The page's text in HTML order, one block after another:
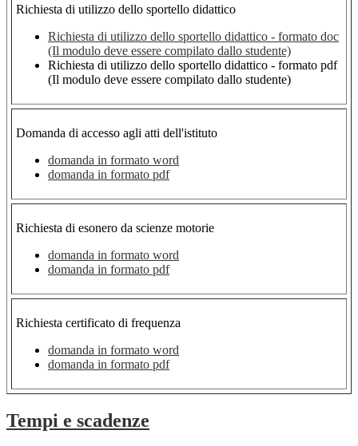
Richiesta di utilizzo dello sportello didattico
Richiesta di utilizzo dello sportello didattico - formato doc
(Il modulo deve essere compilato dallo studente)
Richiesta di utilizzo dello sportello didattico - formato pdf
(Il modulo deve essere compilato dallo studente)
Domanda di accesso agli atti dell'istituto
domanda in formato word
domanda in formato pdf
Richiesta di esonero da scienze motorie
domanda in formato word
domanda in formato pdf
Richiesta certificato di frequenza
domanda in formato word
domanda in formato pdf
Tempi e scadenze